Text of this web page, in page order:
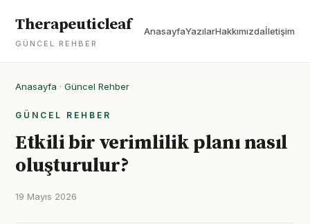
Therapeuticleaf
GÜNCEL REHBER
AnasayfaYazılarHakkımızdaİletişim
Anasayfa · Güncel Rehber
GÜNCEL REHBER
Etkili bir verimlilik planı nasıl
oluşturulur?
19 Mayıs 2026